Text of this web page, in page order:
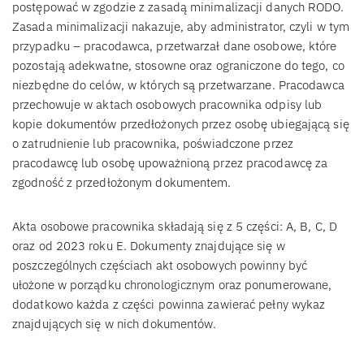
postępować w zgodzie z zasadą minimalizacji danych RODO.
Zasada minimalizacji nakazuje, aby administrator, czyli w tym
przypadku – pracodawca, przetwarzał dane osobowe, które
pozostają adekwatne, stosowne oraz ograniczone do tego, co
niezbędne do celów, w których są przetwarzane. Pracodawca
przechowuje w aktach osobowych pracownika odpisy lub
kopie dokumentów przedłożonych przez osobę ubiegającą się
o zatrudnienie lub pracownika, poświadczone przez
pracodawcę lub osobę upoważnioną przez pracodawcę za
zgodność z przedłożonym dokumentem.
Akta osobowe pracownika składają się z 5 części: A, B, C, D
oraz od 2023 roku E. Dokumenty znajdujące się w
poszczególnych częściach akt osobowych powinny być
ułożone w porządku chronologicznym oraz ponumerowane,
dodatkowo każda z części powinna zawierać pełny wykaz
znajdujących się w nich dokumentów.